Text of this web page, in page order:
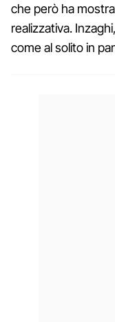
che però ha
realizzativa.
come al solito in